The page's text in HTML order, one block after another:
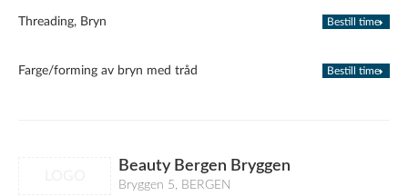
Threading, Bryn Bestill time
Farge/forming av bryn med tråd Bestill time
Beauty Bergen Bryggen
Bryggen 5, BERGEN